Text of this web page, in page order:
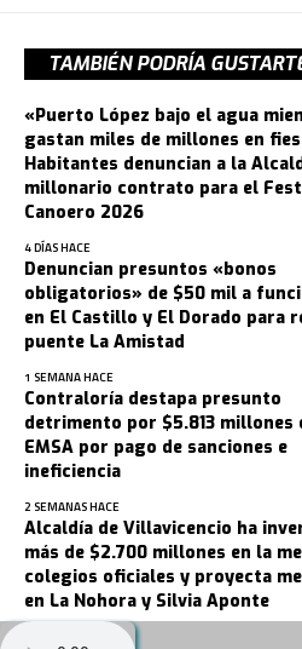
TAMBIÉN PODRÍA
«Puerto López bajo el agua
gastan miles de millones en
Habitantes denuncian a la
millonario contrato para el
Canoero 2026
4 DÍAS HACE
Denuncian presuntos «bonos
obligatorios» de $50 mil a
en El Castillo y El Dorado para
puente La Amistad
1 SEMANA HACE
Contraloría destapa presunto
detrimento por $5.813 millones
EMSA por pago de sanciones e
ineficiencia
2 SEMANAS HACE
Alcaldía de Villavicencio ha
más de $2.700 millones en la
colegios oficiales y proyecta
en La Nohora y Silvia Aponte